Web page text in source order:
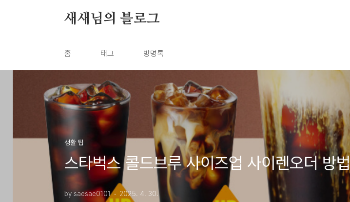
새새님의 블로그
홈 태그 방명록
생활 팁
스타벅스 콜드브루 사이즈업 사이렌오더 방법
by saesae0101 2025. 4. 30.